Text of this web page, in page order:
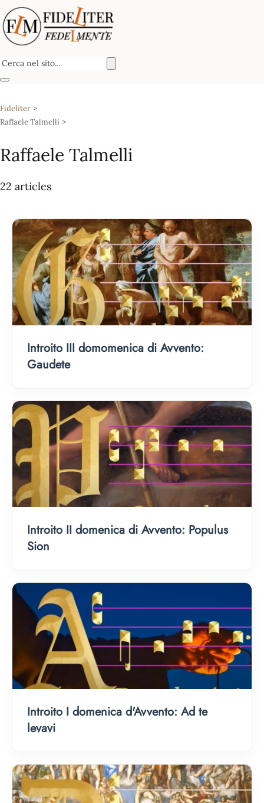
Fideliter
Raffaele Talmelli
Raffaele Talmelli
22 articles
Introito III domomenica di Avvento:
Gaudete
Introito II domenica di Avvento: Populus
Sion
Introito I domenica d'Avvento: Ad te
levavi